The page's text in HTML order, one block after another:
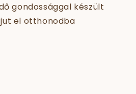
gondossággal készült
el otthonodba